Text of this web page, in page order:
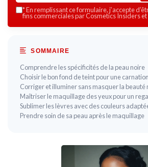
*En remplissant ce formulaire, j’accepte
fins commerciales par Cosmetics Insiders
SOMMAIRE
Comprendre les spécificités de la peau noire
Choisir le bon fond de teint pour une
Corriger et illuminer sans masquer la beauté
Maîtriser le maquillage des yeux pour un
Sublimer les lèvres avec des couleurs
Prendre soin de sa peau après le maquillage